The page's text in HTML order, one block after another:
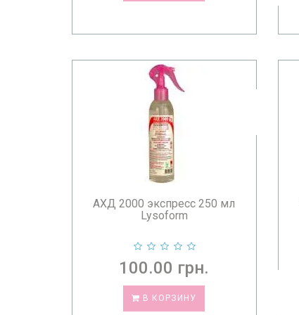
АХД 2000 экспресс 250 мл
Lysoform
100.00 грн.
В КОРЗИНУ